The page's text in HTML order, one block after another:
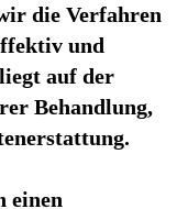
die Verfahren
und
auf der
Behandlung,
einen